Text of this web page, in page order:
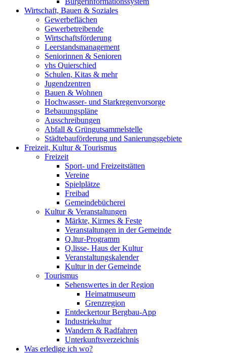
Wirtschaft, Bauen & Soziales
Gewerbeflächen
Gewerbetreibende
Wirtschaftsförderung
Leerstandsmanagement
Seniorinnen & Senioren
vhs Quierschied
Schulen, Kitas & mehr
Jugendzentren
Bauen & Wohnen
Hochwasser- und Starkregenvorsorge
Bebauungspläne
Ausschreibungen
Abfall & Grüngutsammelstelle
Städtebauförderung und Sanierungsgebiete
Freizeit, Kultur & Tourismus
Freizeit
Sport- und Freizeitstätten
Vereine
Spielplätze
Freibad
Gemeindebücherei
Kultur & Veranstaltungen
Märkte, Kirmes & Feste
Veranstaltungen in der Gemeinde
Q.ltur-Programm
Q.lisse- Haus der Kultur
Veranstaltungskalender
Kultur in der Gemeinde
Tourismus
Sehenswertes in der Region
Heimatmuseum
Grenzregion
Entdeckertour Bergbau-App
Industriekultur
Wandern & Radfahren
Unterkunftsverzeichnis
Was erledige ich wo?